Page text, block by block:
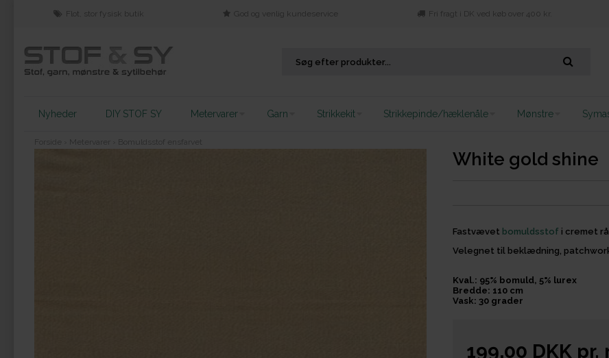
Flot, stor fysisk butik God og venlig kundeservice Fri fragt i DK ved køb over 400 kr.
Nyheder DIY STOF SY Metervarer Garn Strikkekit Strikkepinde/hæklenåle Mønstre
Metervarer Bomuldsstof ensfarvet
White gold shine
Fastvævet bomuldsstof i cremet
Velegnet til beklædning,
Kval.: 95% bomuld, 5% lurex
Bredde: 110 cm
Vask: 30 grader
199,00 DKKpr.